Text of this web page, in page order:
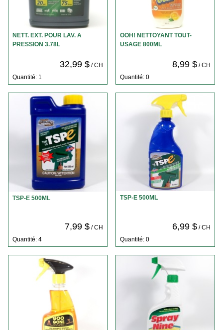
NETT. EXT. POUR LAV. A
PRESSION 3.78L
32,99 $/ CH
Quantité: 1
OOH! NETTOYANT TOUT-
USAGE 800ML
8,99 $/ CH
Quantité: 0
TSP-E 500ML
7,99 $/ CH
Quantité: 4
TSP-E 500ML
6,99 $/ CH
Quantité: 0